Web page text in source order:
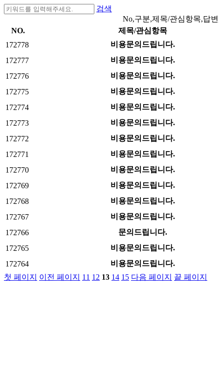
검색
No,구분,제목/관심항목,답
NO.
제목/관심항목
172778
비용문의드립니다.
172777
비용문의드립니다.
172776
비용문의드립니다.
172775
비용문의드립니다.
172774
비용문의드립니다.
172773
비용문의드립니다.
172772
비용문의드립니다.
172771
비용문의드립니다.
172770
비용문의드립니다.
172769
비용문의드립니다.
172768
비용문의드립니다.
172767
비용문의드립니다.
172766
문의드립니다.
172765
비용문의드립니다.
172764
비용문의드립니다.
첫 페이지
이전 페이지 11 12 13 14 15 다음 페이지 끝 페이지